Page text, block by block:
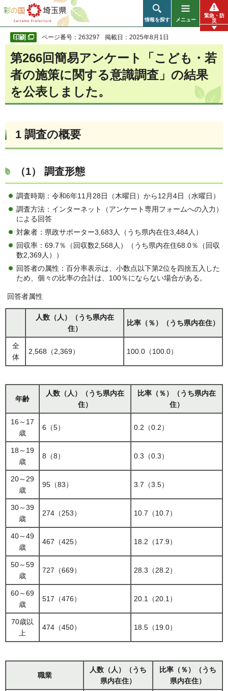
彩の国 埼玉県
情報を探す メニュー
緊急・防
災
ページ番号：263297 掲載日：2025年8月1日
第266回簡易アンケート「こども・若
者の施策に関する意識調査」の結果
を公表しました。
1 調査の概要
（1） 調査形態
調査時期：令和6年11月28日（木曜日）から12月4日（水曜日）
調査方法：インターネット（アンケート専用フォームへの入力）
による回答
対象者：県政サポーター3,683人（うち県内在住3,484人）
回収率：69.7％（回収数2,568人）（うち県内在住68.0％（回収
数2,369人））
回答者の属性：百分率表示は、小数点以下第2位を四捨五入した
ため、個々の比率の合計は、100％にならない場合がある。
回答者属性
人数（人）（うち県内在
住）
比率（％）（うち県内在住）
全
体
2,568（2,369） 100.0（100.0）
年齢
人数（人）（うち県内在
住）
比率（％）（うち県内在
住）
16～17
歳
6（5） 0.2（0.2）
18～19
歳
8（8） 0.3（0.3）
20～29
歳
95（83） 3.7（3.5）
30～39
歳
274（253） 10.7（10.7）
40～49
歳
467（425） 18.2（17.9）
50～59
歳
727（669） 28.3（28.2）
60～69
歳
517（476） 20.1（20.1）
70歳以
上
474（450） 18.5（19.0）
職業
人数（人）（うち
県内在住）
比率（％）（うち
県内在住）